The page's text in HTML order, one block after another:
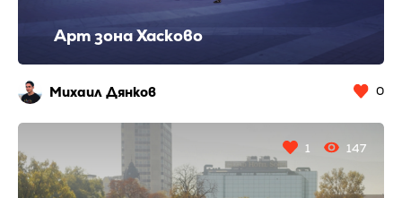
Арт зона Хасково
Михаил Дянков 0
1 147